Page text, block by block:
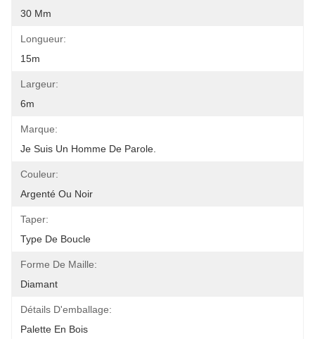
30 Mm
Longueur:
15m
Largeur:
6m
Marque:
Je Suis Un Homme De Parole.
Couleur:
Argenté Ou Noir
Taper:
Type De Boucle
Forme De Maille:
Diamant
Détails D'emballage:
Palette En Bois